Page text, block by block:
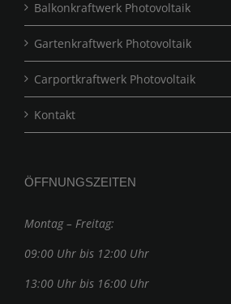
Balkonkraftwerk Photovoltaik
Gartenkraftwerk Photovoltaik
Carportkraftwerk Photovoltaik
Kontakt
ÖFFNUNGSZEITEN
Montag – Freitag:
09:00 Uhr bis 12:00 Uhr
13:00 Uhr bis 16:00 Uhr